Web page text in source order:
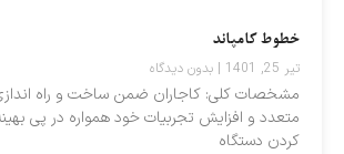
خطوط کامپاند
تیر 25, 1401 بدون دیدگاه
مشخصات کلی: کاجاران ضمن ساخت و راه
متعدد و افزایش تجربیات خود همواره در پی
کردن دستگاه